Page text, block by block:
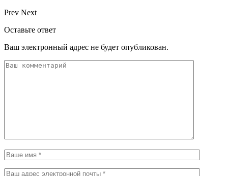
Prev Next
Оставьте ответ
Ваш электронный адрес не будет опубликован.